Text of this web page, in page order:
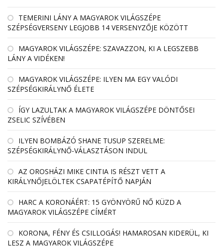
TEMERINI LÁNY A MAGYAROK VILÁGSZÉPE
SZÉPSÉGVERSENY LEGJOBB 14 VERSENYZŐJE KÖZÖTT
MAGYAROK VILÁGSZÉPE: SZAVAZZON, KI A LEGSZEBB
LÁNY A VIDÉKEN!
MAGYAROK VILÁGSZÉPE: ILYEN MA EGY VALÓDI
SZÉPSÉGKIRÁLYNŐ ÉLETE
ÍGY LAZULTAK A MAGYAROK VILÁGSZÉPE DÖNTŐSEI
ZSELIC SZÍVÉBEN
ILYEN BOMBÁZÓ SHANE TUSUP SZERELME:
SZÉPSÉGKIRÁLYNŐ-VÁLASZTÁSON INDUL
AZ OROSHÁZI MIKE CINTIA IS RÉSZT VETT A
KIRÁLYNŐJELÖLTEK CSAPATÉPÍTŐ NAPJÁN
HARC A KORONÁÉRT: 15 GYÖNYÖRŰ NŐ KÜZD A
MAGYAROK VILÁGSZÉPE CÍMÉRT
KORONA, FÉNY ÉS CSILLOGÁS! HAMAROSAN KIDERÜL, KI
LESZ A MAGYAROK VILÁGSZÉPE